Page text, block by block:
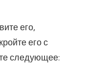
его,
его с
следующее: